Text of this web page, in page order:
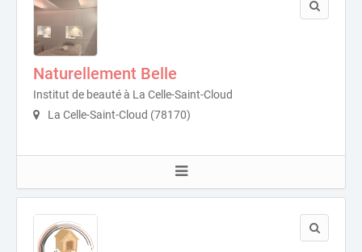
Naturellement Belle
Institut de beauté à La Celle-Saint-Cloud
La Celle-Saint-Cloud (78170)